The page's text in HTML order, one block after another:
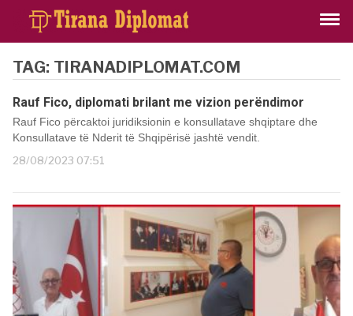
TAG: TIRANADIPLOMAT.COM
Rauf Fico, diplomati brilant me vizion perëndimor
Rauf Fico përcaktoi juridiksionin e konsullatave shqiptare dhe
Konsullatave të Nderit të Shqipërisë jashtë vendit.
28/08/2023 07:51